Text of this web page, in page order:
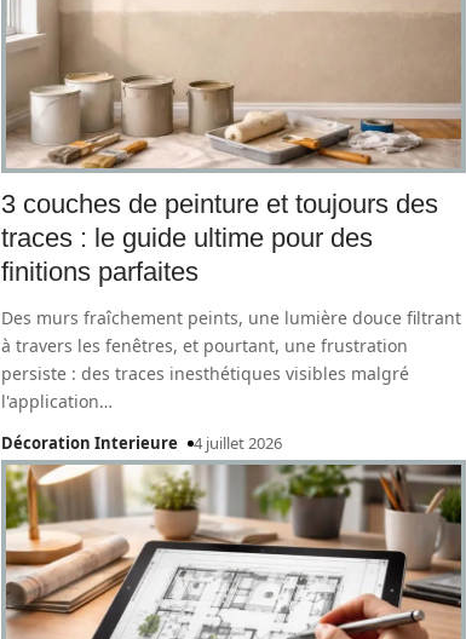
3 couches de peinture et toujours des
traces : le guide ultime pour des
finitions parfaites
Des murs fraîchement peints, une lumière douce filtrant
à travers les fenêtres, et pourtant, une frustration
persiste : des traces inesthétiques visibles malgré
l'application…
Décoration Interieure 4 juillet 2026